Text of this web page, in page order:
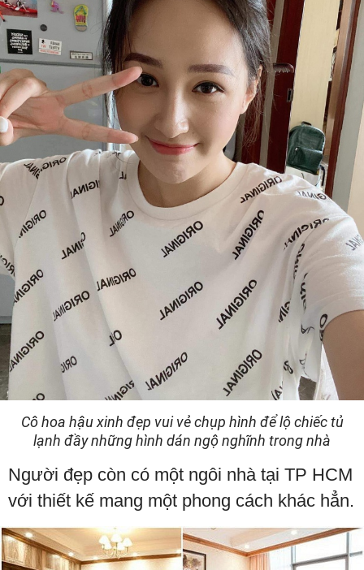
Cô hoa hậu xinh đẹp vui vẻ chụp hình để lộ chiếc tủ
lạnh đầy những hình dán ngộ nghĩnh trong nhà
Người đẹp còn có một ngôi nhà tại TP HCM
với thiết kế mang một phong cách khác hẳn.